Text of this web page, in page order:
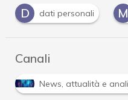
M
malware
Canali
e analisi Cyber sicurezza e